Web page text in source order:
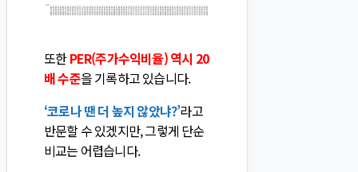
또한PER(주가수익비율) 역시 20
배 수준을 기록하고 있습니다.
‘코로나 땐 더 높지 않았냐?’라고
반문할 수 있겠지만, 그렇게 단순
비교는 어렵습니다.